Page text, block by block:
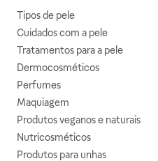
Tipos de pele
Cuidados com a pele
Tratamentos para a pele
Dermocosméticos
Perfumes
Maquiagem
Produtos veganos e naturais
Nutricosméticos
Produtos para unhas